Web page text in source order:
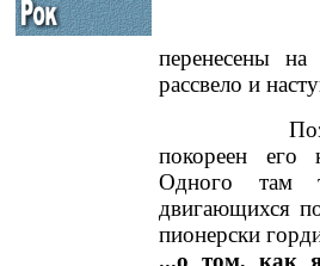
перенесены
рассвело и
Позже,
покореен его
Одного там
двигающихся
пионерски
...о том, как